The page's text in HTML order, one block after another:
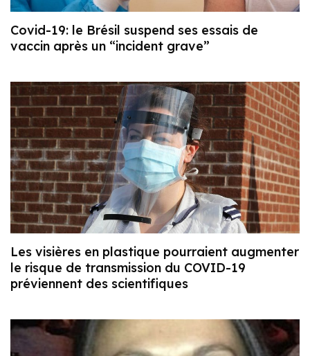
Covid-19: le Brésil suspend ses essais de
vaccin après un “incident grave”
Les visières en plastique pourraient augmenter
le risque de transmission du COVID-19
préviennent des scientifiques